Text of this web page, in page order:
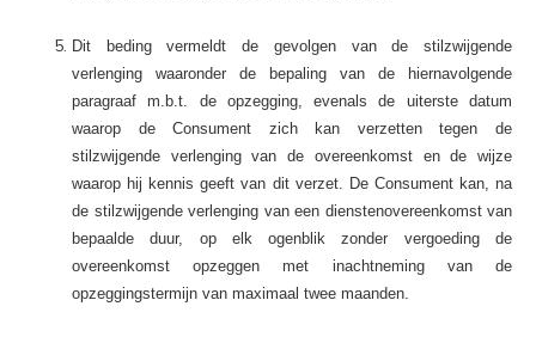
Dit beding vermeldt de gevolgen van de stilzwijgende
verlenging waaronder de bepaling van de hiernavolgende
paragraaf m.b.t. de opzegging, evenals de uiterste datum
waarop de Consument zich kan verzetten tegen de
stilzwijgende verlenging van de overeenkomst en de wijze
waarop hij kennis geeft van dit verzet. De Consument kan, na
de stilzwijgende verlenging van een dienstenovereenkomst van
bepaalde duur, op elk ogenblik zonder vergoeding de
overeenkomst opzeggen met inachtneming van de
opzeggingstermijn van maximaal twee maanden.